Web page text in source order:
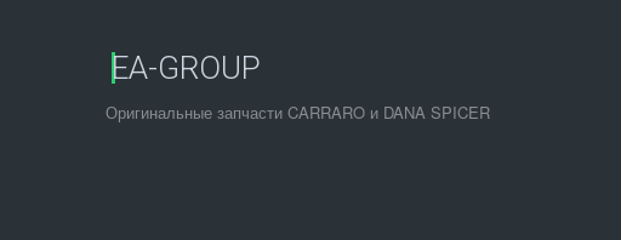
EA-GROUP
Оригинальные запчасти CARRARO и DANA SPICER